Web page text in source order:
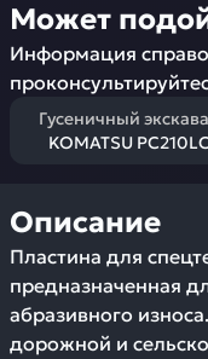
Может
Информация
Гусеничный
KOMATSU
Описание
Пластина для
предназначенная
абразивного
дорожной и